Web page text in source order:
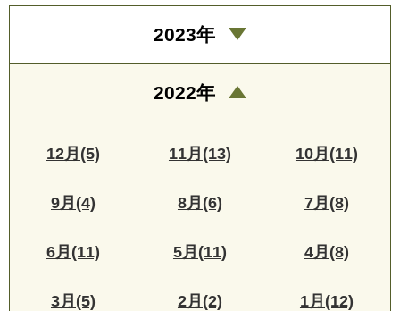
2023年
2022年
12月(5) 11月(13) 10月(11)
9月(4) 8月(6) 7月(8)
6月(11) 5月(11) 4月(8)
3月(5) 2月(2) 1月(12)